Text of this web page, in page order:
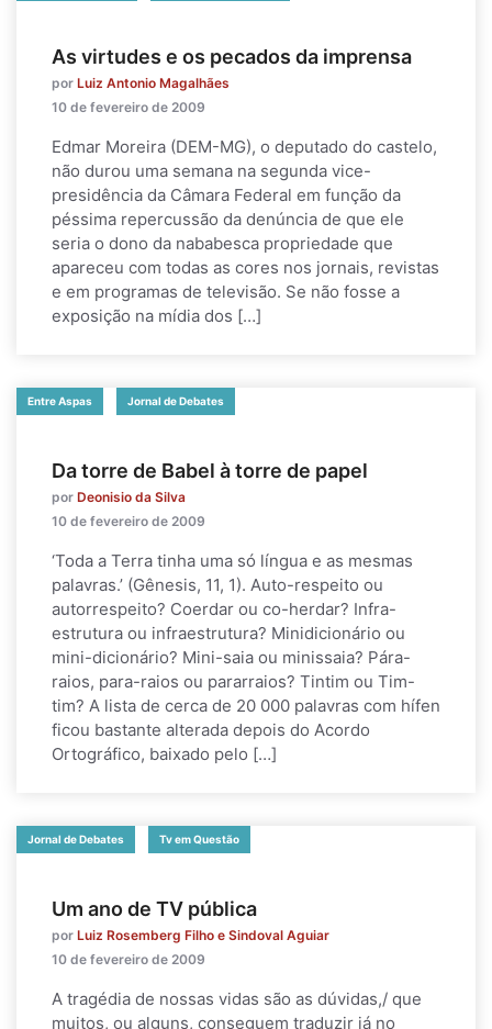
As virtudes e os pecados da imprensa
por Luiz Antonio Magalhães
10 de fevereiro de 2009
Edmar Moreira (DEM-MG), o deputado do castelo,
não durou uma semana na segunda vice-
presidência da Câmara Federal em função da
péssima repercussão da denúncia de que ele
seria o dono da nababesca propriedade que
apareceu com todas as cores nos jornais, revistas
e em programas de televisão. Se não fosse a
exposição na mídia dos […]
Entre Aspas Jornal de Debates
Da torre de Babel à torre de papel
por Deonisio da Silva
10 de fevereiro de 2009
‘Toda a Terra tinha uma só língua e as mesmas
palavras.’ (Gênesis, 11, 1). Auto-respeito ou
autorrespeito? Coerdar ou co-herdar? Infra-
estrutura ou infraestrutura? Minidicionário ou
mini-dicionário? Mini-saia ou minissaia? Pára-
raios, para-raios ou pararraios? Tintim ou Tim-
tim? A lista de cerca de 20 000 palavras com hífen
ficou bastante alterada depois do Acordo
Ortográfico, baixado pelo […]
Jornal de Debates Tv em Questão
Um ano de TV pública
por Luiz Rosemberg Filho e Sindoval Aguiar
10 de fevereiro de 2009
A tragédia de nossas vidas são as dúvidas,/ que
muitos, ou alguns, conseguem traduzir já no